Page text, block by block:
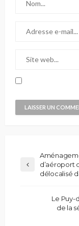
d’aéroport
délocalisé
Le Puy-
de la